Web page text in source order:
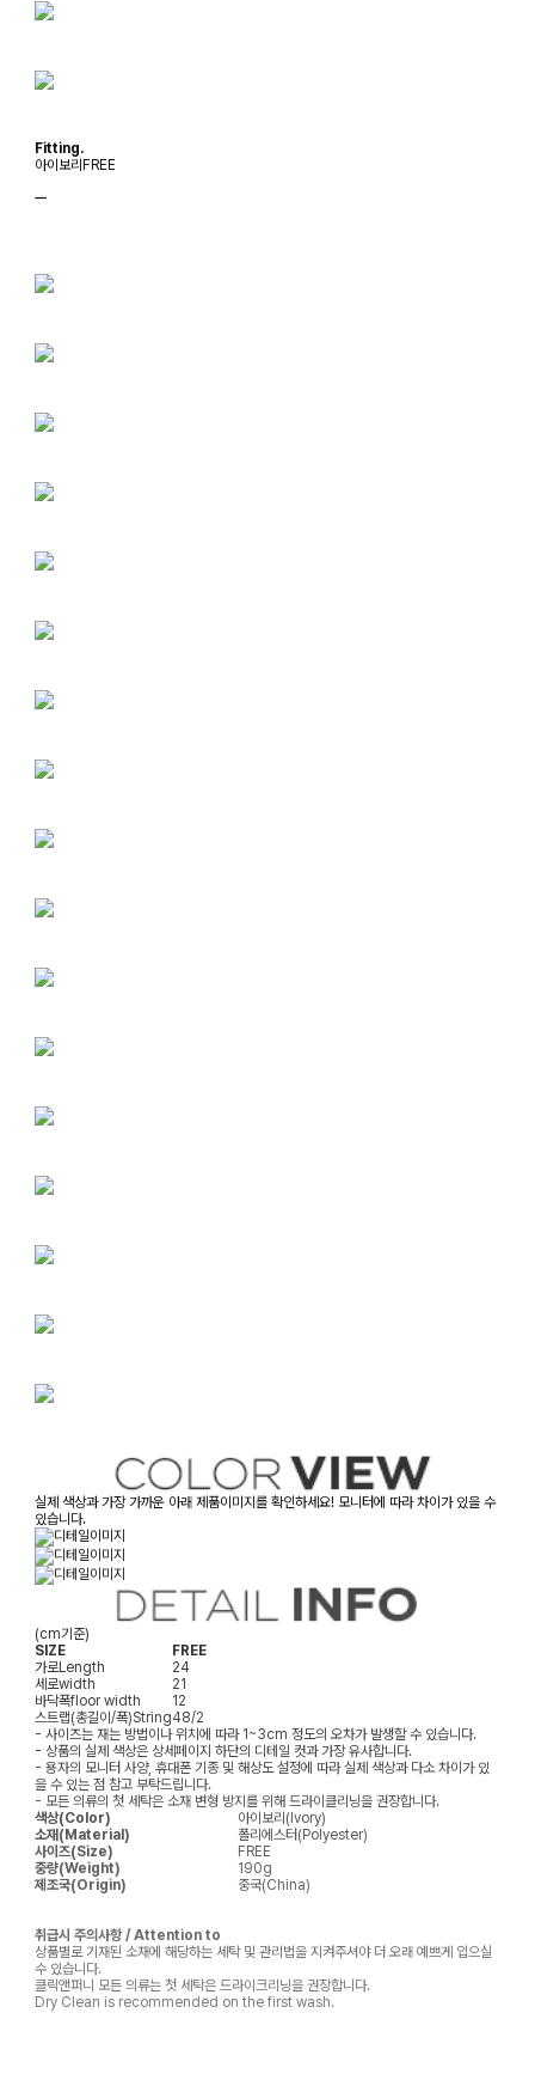
Fitting.
아이보리FREE
ㅡ
실제 색상과 가장 가까운 아래 제품이미지를 확인하세요! 모니터에 따라 차이가 있을 수
있습니다.
(cm기준)
SIZE
FREE
가로Length
24
세로width
21
바닥폭floor width
12
스트랩(총길이/폭)String48/2
- 사이즈는 재는 방법이나 위치에 따라 1~3cm 정도의 오차가 발생할 수 있습니다.
- 상품의 실제 색상은 상세페이지 하단의 디테일 컷과 가장 유사합니다.
- 용자의 모니터 사양, 휴대폰 기종 및 해상도 설정에 따라 실제 색상과 다소 차이가 있
을 수 있는 점 참고 부탁드립니다.
- 모든 의류의 첫 세탁은 소재 변형 방지를 위해 드라이클리닝을 권장합니다.
색상(Color)
아이보리(Ivory)
소재(Material)
폴리에스터(Polyester)
사이즈(Size)
FREE
중량(Weight)
190g
제조국(Origin)
중국(China)
취급시 주의사항 / Attention to
상품별로 기재된 소재에 해당하는 세탁 및 관리법을 지켜주셔야 더 오래 예쁘게 입으실
수 있습니다.
클릭앤퍼니 모든 의류는 첫 세탁은 드라이크리닝을 권장합니다.
Dry Clean is recommended on the first wash.